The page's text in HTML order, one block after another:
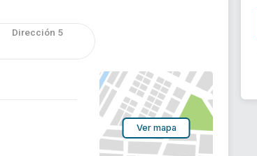
Dirección 5
Ver mapa